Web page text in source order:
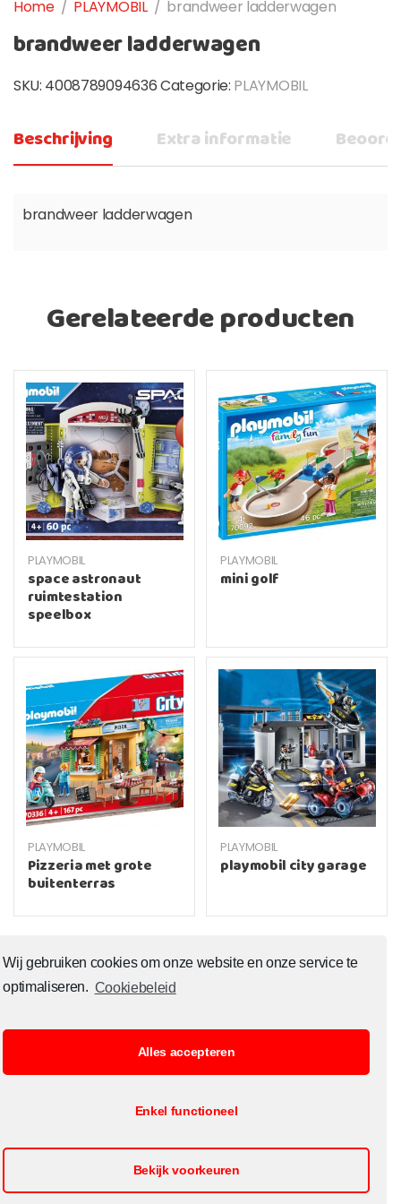
Wij gebruiken cookies om onze website en onze service te
optimaliseren. Cookiebeleid
Alles accepteren
Enkel functioneel
Bekijk voorkeuren
Home / PLAYMOBIL / brandweer ladderwagen
brandweer ladderwagen
SKU: 4008789094636Categorie: PLAYMOBIL
Beschrijving Extra informatie
brandweer ladderwagen
Gerelateerde producten
PLAYMOBIL
space astronaut
ruimtestation
speelbox
PLAYMOBIL
mini golf
PLAYMOBIL
Pizzeria met grote
buitenterras
PLAYMOBIL
playmobil city garage